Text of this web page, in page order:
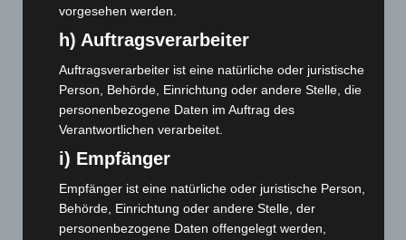
Juni 2026(139)
Mai 2026(99)
April 2026(99)
März 2026(115)
Februar 2026(109)
Dezember 2025
(103)
November 2025(114)
Oktober 2025(112)
vorgesehen werden.
h) Auftragsverarbeiter
Auftragsverarbeiter ist eine natürliche oder juristische
Person, Behörde, Einrichtung oder andere Stelle, die
personenbezogene Daten im Auftrag des
Verantwortlichen verarbeitet.
i) Empfänger
Empfänger ist eine natürliche oder juristische Person,
Behörde, Einrichtung oder andere Stelle, der
personenbezogene Daten offengelegt werden,